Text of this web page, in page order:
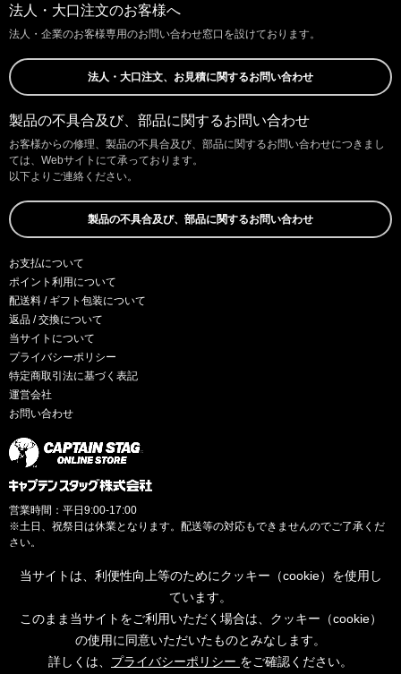
法人・大口注文のお客様へ
法人・企業のお客様専用のお問い合わせ窓口を設けております。
法人・大口注文、お見積に関するお問い合わせ
製品の不具合及び、部品に関するお問い合わせ
お客様からの修理、製品の不具合及び、部品に関するお問い合わせにつきまし
ては、Webサイトにて承っております。
以下よりご連絡ください。
製品の不具合及び、部品に関するお問い合わせ
お支払について
ポイント利用について
配送料 / ギフト包装について
返品 / 交換について
当サイトについて
プライバシーポリシー
特定商取引法に基づく表記
運営会社
お問い合わせ
営業時間：平日9:00-17:00
※土日、祝祭日は休業となります。配送等の対応もできませんのでご了承くだ
さい。
© CAPTAINSTAG Co.Ltd.
当サイトは、利便性向上等のためにクッキー（cookie）を使用し
ています。
このまま当サイトをご利用いただく場合は、クッキー（cookie）
の使用に同意いただいたものとみなします。
詳しくは、 プライバシーポリシー をご確認ください。